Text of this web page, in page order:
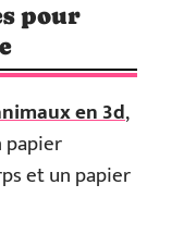
pour
en 3d,
papier
et un papier